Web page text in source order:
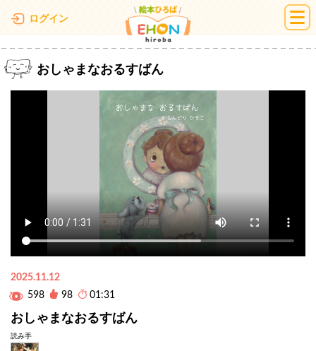
ログイン 絵本ひろば
おしゃまなおるすばん
2025.11.12
598
98 01:31
おしゃまなおるすばん
読み手